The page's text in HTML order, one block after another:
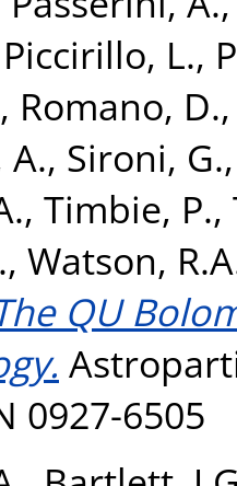
Piccirillo, L.,
, Romano, D.
A., Sironi, G.
, Timbie, P.,
, Watson,
QU
0927-6505